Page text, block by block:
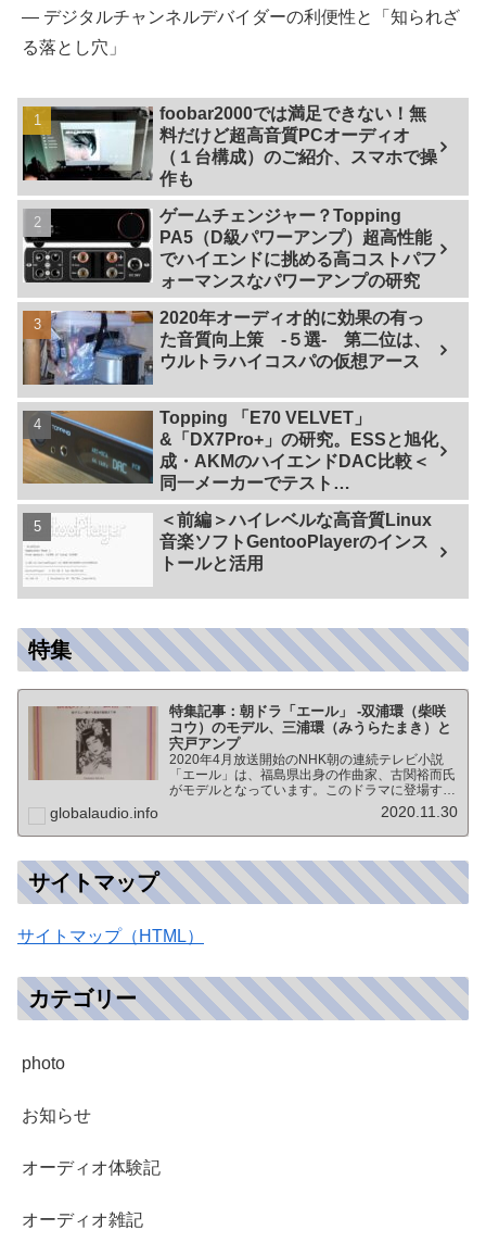
— デジタルチャンネルデバイダーの利便性と「知られざ
る落とし穴」
foobar2000では満足できない！無
料だけど超高音質PCオーディオ
（１台構成）のご紹介、スマホで操
作も
ゲームチェンジャー？Topping
PA5（D級パワーアンプ）超高性能
でハイエンドに挑める高コストパフ
ォーマンスなパワーアンプの研究
2020年オーディオ的に効果の有っ
た音質向上策 -５選- 第二位は、
ウルトラハイコスパの仮想アース
Topping 「E70 VELVET」
&「DX7Pro+」の研究。ESSと旭化
成・AKMのハイエンドDAC比較＜
同一メーカーでテスト
【ES9038PRO Vs AK4499EX】＞
＜前編＞ハイレベルな高音質Linux
音楽ソフトGentooPlayerのインス
トールと活用
特集
特集記事：朝ドラ「エール」 -双浦環（柴咲
コウ）のモデル、三浦環（みうらたまき）と
宍戸アンプ
2020年4月放送開始のNHK朝の連続テレビ小説
「エール」は、福島県出身の作曲家、古関裕而氏
がモデルとなっています。このドラマに登場する
戦前の声楽家、三浦環さんと、本サイトにも登場
する宍戸公一氏のアンプ（著書「送信管によるシ
ングルアンプ製作…
globalaudio.info 2020.11.30
サイトマップ
サイトマップ（HTML）
カテゴリー
photo
お知らせ
オーディオ体験記
オーディオ雑記